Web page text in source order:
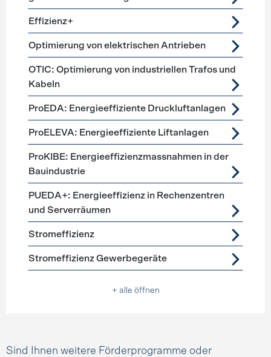
Effizienz+
Optimierung von elektrischen Antrieben
OTIC: Optimierung von industriellen Trafos und
Kabeln
ProEDA: Energieeffiziente Druckluftanlagen
ProELEVA: Energieeffiziente Liftanlagen
ProKIBE: Energieeffizienzmassnahmen in der
Bauindustrie
PUEDA+: Energieeffizienz in Rechenzentren
und Serverräumen
Stromeffizienz
Stromeffizienz Gewerbegeräte
+ alle öffnen
Sind Ihnen weitere Förderprogramme oder